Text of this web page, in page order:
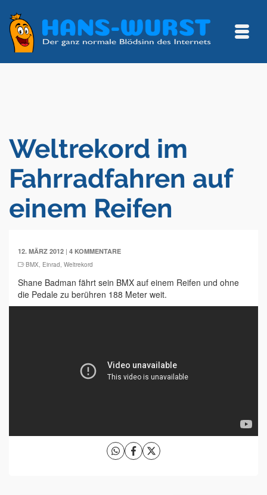
Weltrekord im
Fahrradfahren auf
einem Reifen
12. MÄRZ 2012 | 4 KOMMENTARE
BMX, Einrad, Weltrekord
Shane Badman fährt sein BMX auf einem Reifen und ohne
die Pedale zu berühren 188 Meter weit.